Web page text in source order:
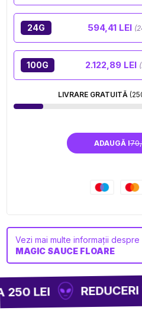
24G 594,41 LEI
100G 2.122,89 LEI
LIVRARE GRATUITĂ
ADAUGĂ I
Vezi mai multe informații despre
MAGIC SAUCE FLOARE
LEI REDUCERI